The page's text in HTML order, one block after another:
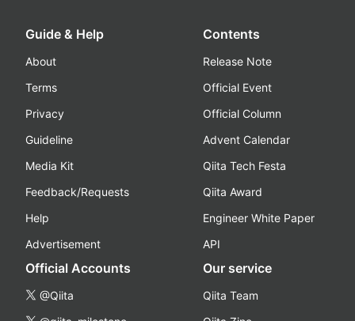
Guide & Help
About
Terms
Privacy
Guideline
Media Kit
Feedback/Requests
Help
Advertisement
Contents
Release Note
Official Event
Official Column
Advent Calendar
Qiita Tech Festa
Qiita Award
Engineer White Paper
API
Official Accounts
@Qiita
Our service
Qiita Team